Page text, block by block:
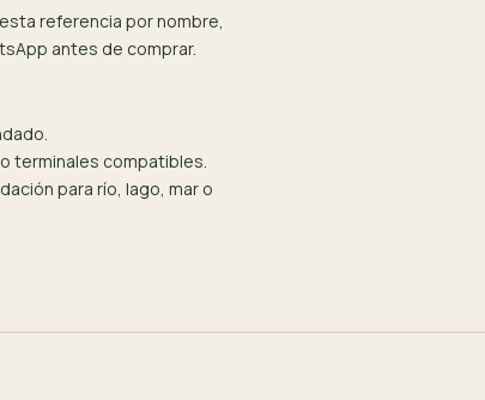
referencia por nombre,
antes de comprar.
terminales compatibles.
para río, lago, mar o